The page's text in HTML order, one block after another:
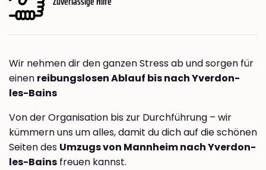
Wir nehmen dir den ganzen Stress ab und sorgen für
einen reibungslosen Ablauf bis nach Yverdon-
les-Bains
Von der Organisation bis zur Durchführung – wir
kümmern uns um alles, damit du dich auf die schönen
Seiten des Umzugs von Mannheim nach Yverdon-
les-Bains freuen kannst.